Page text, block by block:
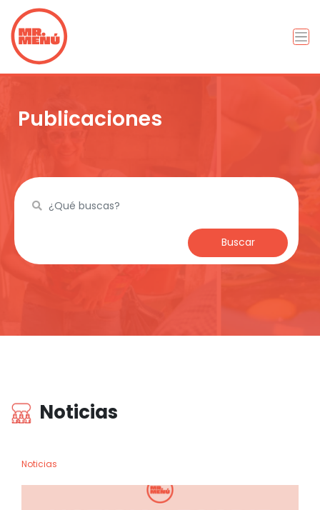
Publicaciones
Buscar
Noticias
Noticias